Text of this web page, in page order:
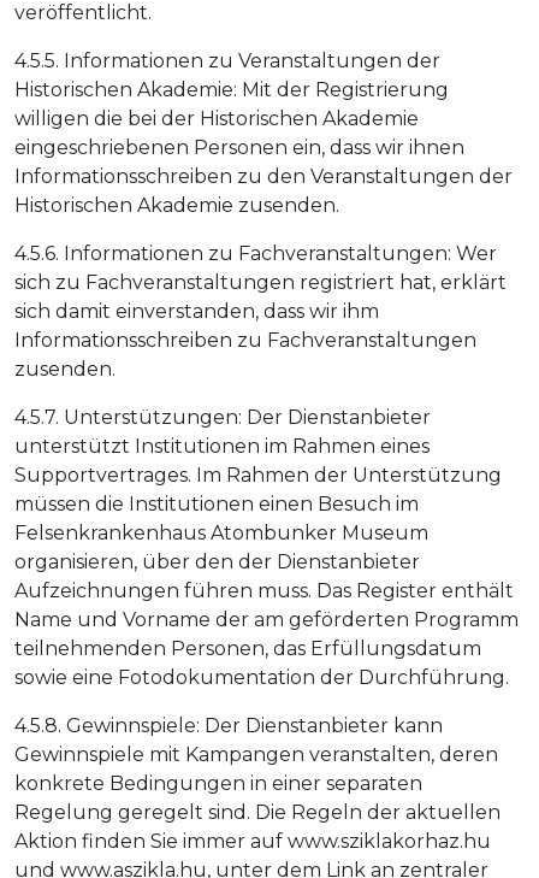
veröffentlicht.
4.5.5. Informationen zu Veranstaltungen der
Historischen Akademie: Mit der Registrierung
willigen die bei der Historischen Akademie
eingeschriebenen Personen ein, dass wir ihnen
Informationsschreiben zu den Veranstaltungen der
Historischen Akademie zusenden.
4.5.6. Informationen zu Fachveranstaltungen: Wer
sich zu Fachveranstaltungen registriert hat, erklärt
sich damit einverstanden, dass wir ihm
Informationsschreiben zu Fachveranstaltungen
zusenden.
4.5.7. Unterstützungen: Der Dienstanbieter
unterstützt Institutionen im Rahmen eines
Supportvertrages. Im Rahmen der Unterstützung
müssen die Institutionen einen Besuch im
Felsenkrankenhaus Atombunker Museum
organisieren, über den der Dienstanbieter
Aufzeichnungen führen muss. Das Register enthält
Name und Vorname der am geförderten Programm
teilnehmenden Personen, das Erfüllungsdatum
sowie eine Fotodokumentation der Durchführung.
4.5.8. Gewinnspiele: Der Dienstanbieter kann
Gewinnspiele mit Kampangen veranstalten, deren
konkrete Bedingungen in einer separaten
Regelung geregelt sind. Die Regeln der aktuellen
Aktion finden Sie immer auf www.sziklakorhaz.hu
und www.aszikla.hu, unter dem Link an zentraler